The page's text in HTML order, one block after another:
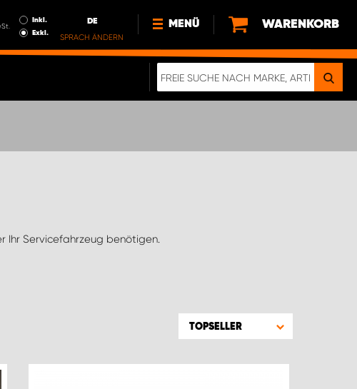
Inkl.
Exkl.
DE
SPRACH ÄNDERN
MENÜ
NEWS
WARENKORB
Ihr Servicefahrzeug benötigen.
TOPSELLER